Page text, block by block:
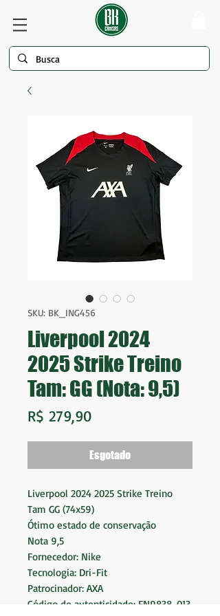
SKU: BK_ING456
Liverpool 2024
2025 Strike Treino
Tam: GG (Nota: 9,5)
R$ 279,90Preço
Esgotado
Liverpool 2024 2025 Strike Treino
Tam GG (74x59)
Ótimo estado de conservação
Nota 9,5
Fornecedor: Nike
Tecnologia: Dri-Fit
Patrocinador: AXA
Código de autenticidade: FN9838-013